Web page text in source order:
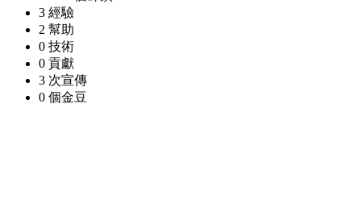
3 經驗
2 幫助
0 技術
0 貢獻
3 次宣傳
0 個金豆